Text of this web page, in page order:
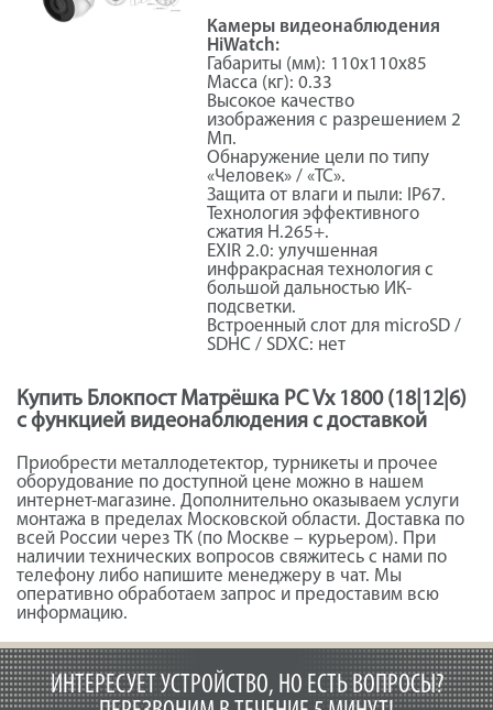
Камеры видеонаблюдения
HiWatch:
Габариты (мм): 110x110x85
Масса (кг): 0.33
Высокое качество
изображения с разрешением 2
Мп.
Обнаружение цели по типу
«Человек» / «ТС».
Защита от влаги и пыли: IP67.
Технология эффективного
сжатия H.265+.
EXIR 2.0: улучшенная
инфракрасная технология с
большой дальностью ИК-
подсветки.
Встроенный слот для microSD /
SDHC / SDXC: нет
Купить Блокпост Матрёшка PC Vx 1800 (18|12|6)
с функцией видеонаблюдения с доставкой
Приобрести металлодетектор, турникеты и прочее
оборудование по доступной цене можно в нашем
интернет-магазине. Дополнительно оказываем услуги
монтажа в пределах Московской области. Доставка по
всей России через ТК (по Москве – курьером). При
наличии технических вопросов свяжитесь с нами по
телефону либо напишите менеджеру в чат. Мы
оперативно обработаем запрос и предоставим всю
информацию.
ИНТЕРЕСУЕТ УСТРОЙСТВО, НО ЕСТЬ ВОПРОСЫ?